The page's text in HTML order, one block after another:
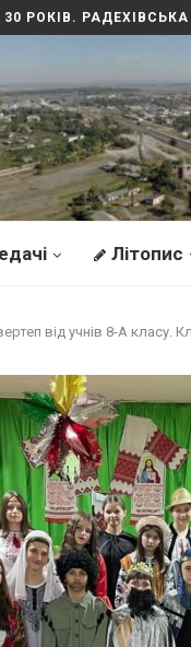
. ВУЗЛОВЕ. ЛІТОПИС
Літопис
від учнів 8-А класу.